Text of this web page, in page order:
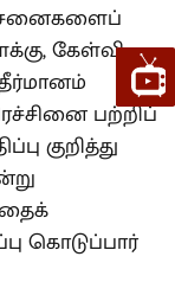
கேள்வி
பற்றிப்
குறித்து
கொடுப்பார்